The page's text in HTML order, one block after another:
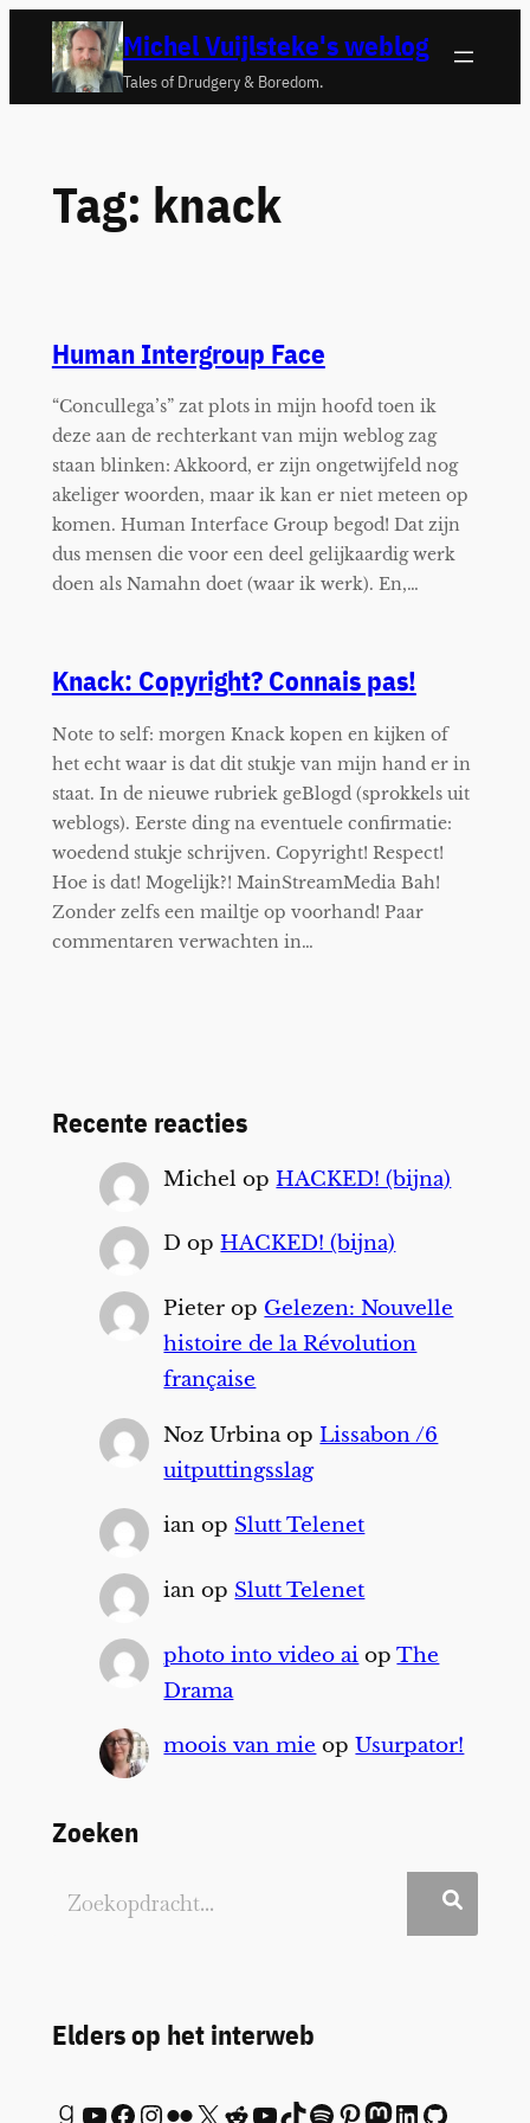
naar
Michel Vuijlsteke's weblog
Tales of Drudgery & Boredom.
Tag: knack
Human Intergroup Face
“Concullega’s” zat plots in mijn hoofd toen ik
deze aan de rechterkant van mijn weblog zag
staan blinken: Akkoord, er zijn ongetwijfeld nog
akeliger woorden, maar ik kan er niet meteen op
komen. Human Interface Group begod! Dat zijn
dus mensen die voor een deel gelijkaardig werk
doen als Namahn doet (waar ik werk). En,…
Knack: Copyright? Connais pas!
Note to self: morgen Knack kopen en kijken of
het echt waar is dat dit stukje van mijn hand er in
staat. In de nieuwe rubriek geBlogd (sprokkels uit
weblogs). Eerste ding na eventuele confirmatie:
woedend stukje schrijven. Copyright! Respect!
Hoe is dat! Mogelijk?! MainStreamMedia Bah!
Zonder zelfs een mailtje op voorhand! Paar
commentaren verwachten in…
Recente reacties
Michel opHACKED! (bijna)
D opHACKED! (bijna)
Pieter op Gelezen: Nouvelle
histoire de la Révolution
française
Noz UrbinaopLissabon /6
uitputtingsslag
ian op Slutt Telenet
ian op Slutt Telenet
photo into video ai opThe
Drama
moois van mie opUsurpator!
Zoeken
Elders op het interweb
Goodreads YouTube Facebook InstagramFlickr X Reddit YouTube TikTok Spotify Pinterest Mastodon LinkedIn GitHub